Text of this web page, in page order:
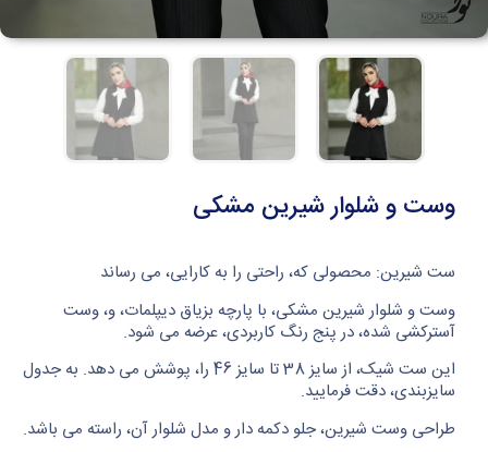
وست و شلوار شیرین مشکی
ست شیرین: محصولی که، راحتی را به کارایی، می رساند
وست و شلوار شیرین مشکی، با پارچه بزیاق دیپلمات، و، وست
آسترکشی شده، در پنج رنگ کاربردی، عرضه می شود.
این ست شیک، از سایز 38 تا سایز 46 را، پوشش می دهد. به جدول
سایزبندی، دقت فرمایید.
طراحی وست شیرین، جلو دکمه دار و مدل شلوار آن، راسته می باشد.